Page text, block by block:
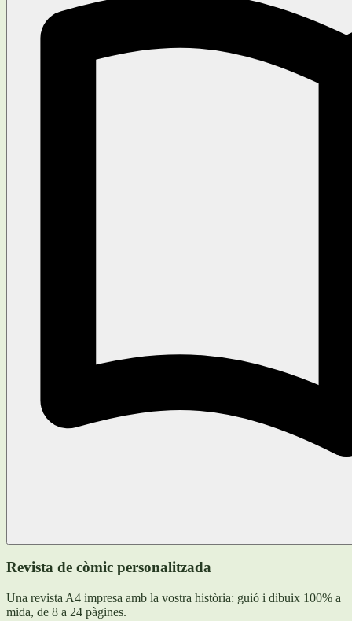
Revista de còmic personalitzada
Una revista A4 impresa amb la vostra història: guió i dibuix 100% a
mida, de 8 a 24 pàgines.